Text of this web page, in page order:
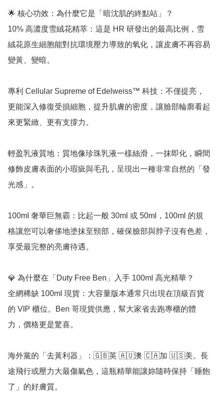
🌟 核心功效：為什麼它是「暗沈肌的終點站」？
10% 高濃度雪絨花精萃：這是 HR 研發出的最高比例，雪
絨花原生細胞能對抗環境壓力導致的氧化，讓皮膚不再容易
變黃、變暗。
專利 Cellular Supreme of Edelweiss™ 科技：不僅提亮，
更能深入修復受損細胞，提升肌膚的密度，讓臉部輪廓看起
來更緊緻、更有支撐力。
輕盈乳液質地：質地像珍珠乳液一樣絲滑，一抹即化，瞬間
修飾皮膚表面的小瑕疵與毛孔，呈現出一種非常自然的「發
光感」。
100ml 奢華巨無霸：比起一般 30ml 或 50ml，100ml 的規
格讓您可以奢侈地塗抹至頸部，確保臉部與脖子沒有色差，
享受最完整的亮膚待遇。
💎 為什麼在「Duty Free Ben」入手 100ml 高光精華？
全網稀缺 100ml 現貨：大容量版本通常只出現在頂級百貨
的 VIP 櫃位。Ben 哥現貨供應，幫大家省去跑專櫃的體
力，價格更是驚喜。
海外黨的「去黃利器」：🇬🇧英 🇦🇺澳 🇨🇦加 🇺🇸美。長
途飛行或壓力大最傷氣色，這瓶精華能讓妳隨時保持「睡飽
了」的好膚質。